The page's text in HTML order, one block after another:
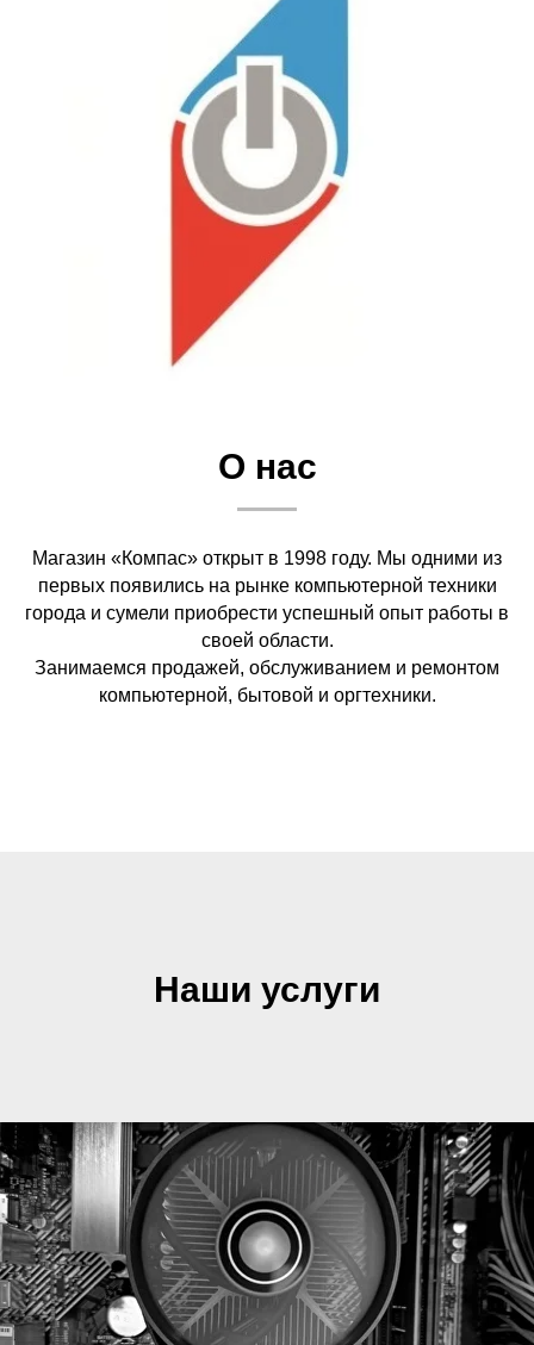
О нас
Магазин «Компас» открыт в 1998 году. Мы одними из
первых появились на рынке компьютерной техники
города и сумели приобрести успешный опыт работы в
своей области.
Занимаемся продажей, обслуживанием и ремонтом
компьютерной, бытовой и оргтехники.
Наши услуги